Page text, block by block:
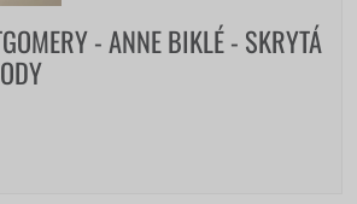
- ANNE BIKLÉ - SKRYTÁ